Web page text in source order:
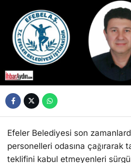
Efeler Belediyesi son
personelleri odasına çağırarak
teklifini kabul etmeyenleri